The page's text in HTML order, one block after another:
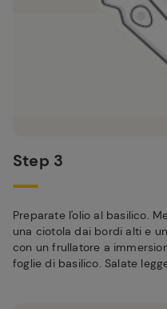
Step 3
Preparate l'olio al basilico.
una ciotola dai bordi alti e
con un frullatore a
foglie di basilico. Salate